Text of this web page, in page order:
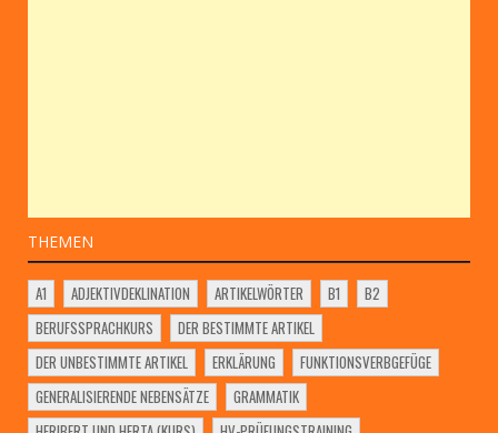
THEMEN
A1 ADJEKTIVDEKLINATION ARTIKELWÖRTER B1
B2
BERUFSSPRACHKURS
DER BESTIMMTE ARTIKEL
DER UNBESTIMMTE ARTIKEL
ERKLÄRUNG
FUNKTIONSVERBGEFÜGE
GENERALISIERENDE NEBENSÄTZE
GRAMMATIK